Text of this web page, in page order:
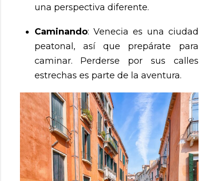
una perspectiva diferente.
Caminando: Venecia es una ciudad
peatonal, así que prepárate para
caminar. Perderse por sus calles
estrechas es parte de la aventura.